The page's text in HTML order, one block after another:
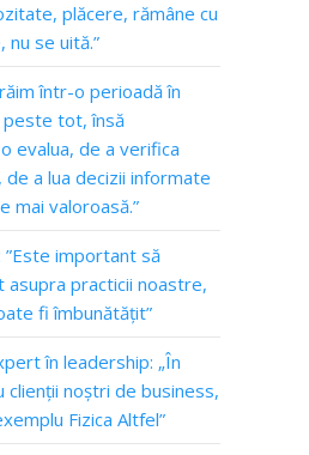
plăcere, rămâne cu
nu se uită.”
într-o perioadă în
peste tot, însă
evalua, de a verifica
a lua decizii informate
mai valoroasă.”
”Este important să
asupra practicii noastre,
fi îmbunătățit”
în leadership: „În
noștri de business,
Fizica Altfel”